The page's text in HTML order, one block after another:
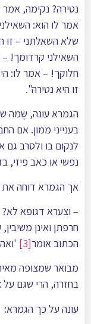
נטירה? נקימה,
אמר לו הוא:
שלא השאלתני – זו
השאילני קרדומך!
חלוקך! – אמר לו:
זו היא נטירה".
הגמרא עונה, שֶמה
בענייני ממון. אם
לנקום בו ולסרב
נפשי או כאב פיזי,
אך הגמרא דוחה את
– וצערא דגופא לא?
חרפתן ואינן
הכתוב אומר[3]
מבואר שמצופה
בחזרה, הרי שגם על
עונה על כך הגמרא: